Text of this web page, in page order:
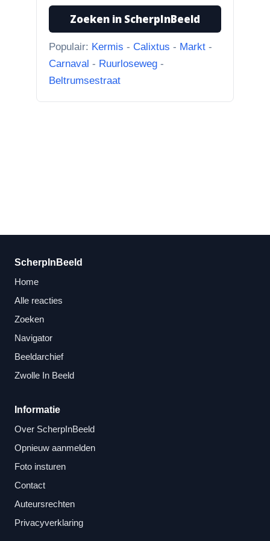
31-7-2026
Watermolen
“Ik dacht al, wat doet Facebook
hier nou bij? Scherpinbeeld i...”
Zoeken in ScherpInBeeld
Populair: Kermis - Calixtus - Markt -
Carnaval - Ruurloseweg -
Beltrumsestraat
ScherpInBeeld
Home
Alle reacties
Zoeken
Navigator
Beeldarchief
Zwolle In Beeld
Informatie
Over ScherpInBeeld
Opnieuw aanmelden
Foto insturen
Contact
Auteursrechten
Privacyverklaring